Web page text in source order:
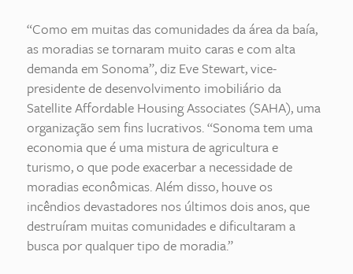
“Como em muitas das comunidades da área da baía,
as moradias se tornaram muito caras e com alta
demanda em Sonoma”, diz Eve Stewart, vice-
presidente de desenvolvimento imobiliário da
Satellite Affordable Housing Associates (SAHA), uma
organização sem fins lucrativos. “Sonoma tem uma
economia que é uma mistura de agricultura e
turismo, o que pode exacerbar a necessidade de
moradias econômicas. Além disso, houve os
incêndios devastadores nos últimos dois anos, que
destruíram muitas comunidades e dificultaram a
busca por qualquer tipo de moradia.”